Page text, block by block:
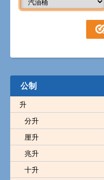
公制
升
分升
厘升
兆升
十升